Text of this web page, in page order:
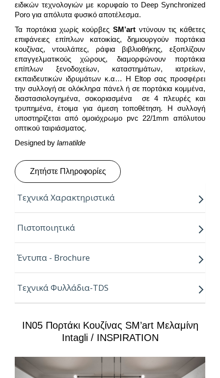
ειδικών τεχνολογιών με κορυφαίο το Deep Synchronized
Poro για απόλυτα φυσικό αποτέλεσμα.
Τα πορτάκια χωρίς κούρβες SM’artντύνουν τις κάθετες
επιφάνειες επίπλων κατοικίας, δημιουργούν πορτάκια
κουζίνας, ντουλάπες, ράφια βιβλιοθήκης, εξοπλίζουν
επαγγελματικούς χώρους, διαμορφώνουν πορτάκια
επίπλων ξενοδοχείων, καταστημάτων, ιατρείων,
εκπαιδευτικών ιδρυμάτων κ.α… Η Eltop σας προσφέρει
την συλλογή σε ολόκληρα πάνελ ή σε πορτάκια κομμένα,
διαστασιολογημένα, σοκοριασμένα σε 4 πλευρές και
τρυπημένα, έτοιμα για άμεση τοποθέτηση. Η συλλογή
υποστηρίζεται από ομοιόχρωμο pvc 22/1mm απόλυτου
οπτικού ταιριάσματος.
Designed by lamatilde
Ζητήστε Πληροφορίες
Τεχνικά Χαρακτηριστικά
Πάχη:8, 19, 25mm
Μήκος:3.05m
Πλάτη:2.07m
Ιδιότητες:
– Ισχυρές αντοχές στη καθημερινή φθορά από τριβή,
Πιστοποιητικά
Έντυπα - Brochure
Τεχνικά Φυλλάδια-TDS
IN05 Πορτάκι Κουζίνας SM’art Μελαμίνη
Intagli / INSPIRATION